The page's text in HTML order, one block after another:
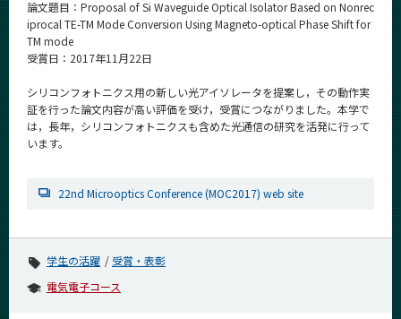
論文題目：Proposal of Si Waveguide Optical Isolator Based on Nonrec
iprocal TE-TM Mode Conversion Using Magneto-optical Phase Shift for
TM mode
受賞日：2017年11月22日
シリコンフォトニクス用の新しい光アイソレータを提案し，その動作実
証を行った論文内容が高い評価を受け，受賞につながりました。本学で
は，長年，シリコンフォトニクスも含めた光通信の研究を活発に行って
います。
22nd Microoptics Conference (MOC2017) web site
学生の活躍
受賞・表彰
電気電子コース
CLOSE